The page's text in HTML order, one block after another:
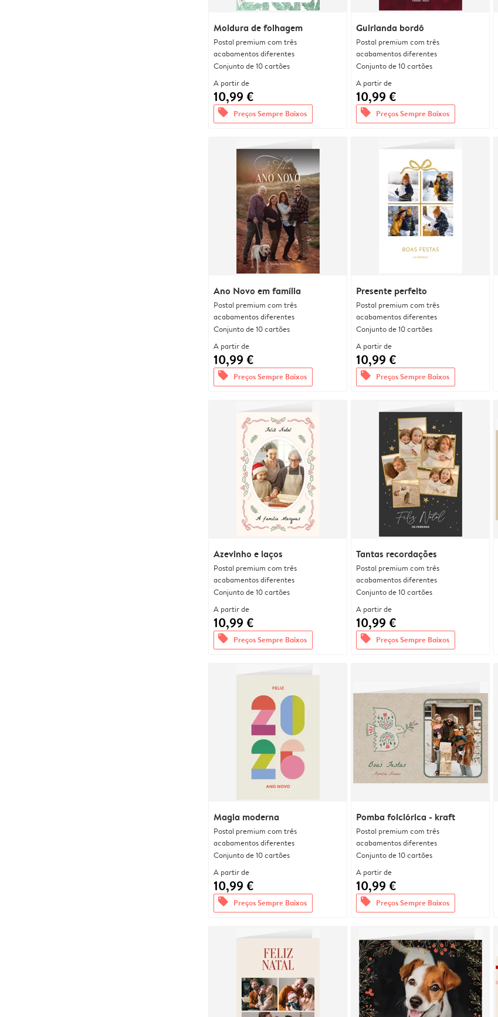
Moldura de folhagem
Postal premium com três
acabamentos diferentes
Conjunto de 10 cartões
A partir de
10,99 €
offers Preços Sempre Baixos
Guirlanda bordô
Postal premium com três
acabamentos diferentes
Conjunto de 10 cartões
A partir de
10,99 €
offers Preços Sempre Baixos
Ano Novo em família
Postal premium com três
acabamentos diferentes
Conjunto de 10 cartões
A partir de
10,99 €
offers Preços Sempre Baixos
Presente perfeito
Postal premium com três
acabamentos diferentes
Conjunto de 10 cartões
A partir de
10,99 €
offers Preços Sempre Baixos
Azevinho e laços
Postal premium com três
acabamentos diferentes
Conjunto de 10 cartões
A partir de
10,99 €
offers Preços Sempre Baixos
Tantas recordações
Postal premium com três
acabamentos diferentes
Conjunto de 10 cartões
A partir de
10,99 €
offers Preços Sempre Baixos
Magia moderna
Postal premium com três
acabamentos diferentes
Conjunto de 10 cartões
A partir de
10,99 €
offers Preços Sempre Baixos
Pomba folclórica - kraft
Postal premium com três
acabamentos diferentes
Conjunto de 10 cartões
A partir de
10,99 €
offers Preços Sempre Baixos